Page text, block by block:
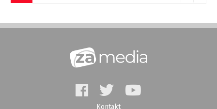
Kontakt